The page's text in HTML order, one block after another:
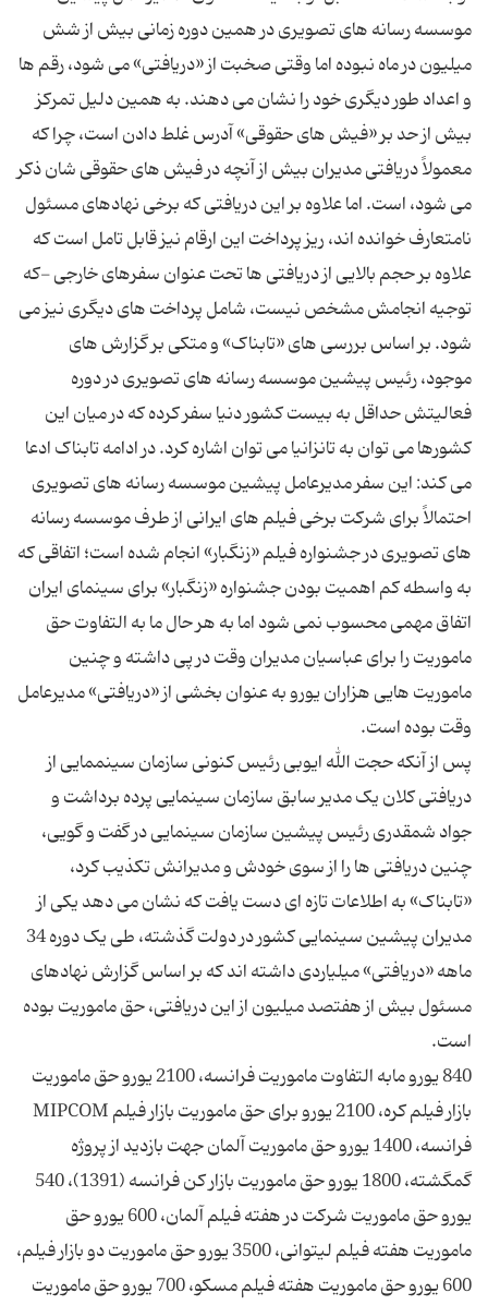
موسسه رسانه های تصویری در همین دوره زمانی بیش از شش
میلیون در ماه نبوده اما وقتی صخبت از «دریافتی» می شود، رقم ها
و اعداد طور دیگری خود را نشان می دهند. به همین دلیل تمرکز
بیش از حد بر «فیش های حقوقی» آدرس غلط دادن است، چرا که
معمولاً دریافتی مدیران بیش از آنچه در فیش های حقوقی شان ذکر
می شود، است. اما علاوه بر این دریافتی که برخی نهادهای مسئول
نامتعارف خوانده اند، ریز پرداخت این ارقام نیز قابل تامل است که
علاوه بر حجم بالایی از دریافتی ها تحت عنوان سفرهای خارجی -که
توجیه انجامش مشخص نیست، شامل پرداخت های دیگری نیز می
شود. بر اساس بررسی های «تابناک» و متکی بر گزارش های
موجود، رئیس پیشین موسسه رسانه های تصویری در دوره
فعالیتش حداقل به بیست کشور دنیا سفر کرده که در میان این
کشورها می توان به تانزانیا می توان اشاره کرد. در ادامه تابناک ادعا
می کند: این سفر مدیرعامل پیشین موسسه رسانه های تصویری
احتمالاً برای شرکت برخی فیلم های ایرانی از طرف موسسه رسانه
های تصویری در جشنواره فیلم «زنگبار» انجام شده است؛ اتفاقی که
به واسطه کم اهمیت بودن جشنواره «زنگبار» برای سینمای ایران
اتفاق مهمی محسوب نمی شود اما به هر حال ما به التفاوت حق
ماموریت را برای عباسیان مدیران وقت در پی داشته و چنین
ماموریت هایی هزاران یورو به عنوان بخشی از «دریافتی» مدیرعامل
پس از آنکه حجت الله ایوبی رئیس کنونی سازمان سینممایی از
دریافتی کلان یک مدیر سابق سازمان سینمایی پرده برداشت و
جواد شمقدری رئیس پیشین سازمان سینمایی در گفت و گویی،
چنین دریافتی ها را از سوی خودش و مدیرانش تکذیب کرد،
«تابناک» به اطلاعات تازه ای دست یافت که نشان می دهد یکی از
مدیران پیشین سینمایی کشور در دولت گذشته، طی یک دوره 34
ماهه «دریافتی» میلیاردی داشته اند که بر اساس گزارش نهادهای
مسئول بیش از هفتصد میلیون از این دریافتی، حق ماموریت بوده
840 یورو مابه التفاوت ماموریت فرانسه، 2100 یورو حق ماموریت
بازار فیلم کره، 2100 یورو برای حق ماموریت بازار فیلم MIPCOM
فرانسه، 1400 یورو حق ماموریت آلمان جهت بازدید از پروژه
گمگشته، 1800 یورو حق ماموریت بازار کن فرانسه (1391)، 540
یورو حق ماموریت شرکت در هفته فیلم آلمان، 600 یورو حق
ماموریت هفته فیلم لیتوانی، 3500 یورو حق ماموریت دو بازار فیلم،
600 یورو حق ماموریت هفته فیلم مسکو، 700 یورو حق ماموریت